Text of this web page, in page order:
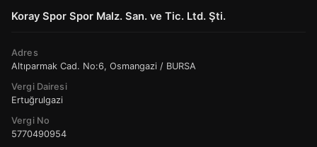
Koray Spor Spor Malz. San. ve Tic. Ltd. Şti.
Adres
Altıparmak Cad. No:6, Osmangazi / BURSA
Vergi Dairesi
Ertuğrulgazi
Vergi No
5770490954